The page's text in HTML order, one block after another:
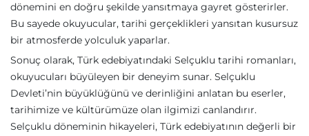
dönemini en doğru şekilde yansıtmaya gayret gösterirler.
Bu sayede okuyucular, tarihi gerçeklikleri yansıtan kusursuz
bir atmosferde yolculuk yaparlar.
Sonuç olarak, Türk edebiyatındaki Selçuklu tarihi romanları,
okuyucuları büyüleyen bir deneyim sunar. Selçuklu
Devleti’nin büyüklüğünü ve derinliğini anlatan bu eserler,
tarihimize ve kültürümüze olan ilgimizi canlandırır.
Selçuklu döneminin hikayeleri, Türk edebiyatının değerli bir